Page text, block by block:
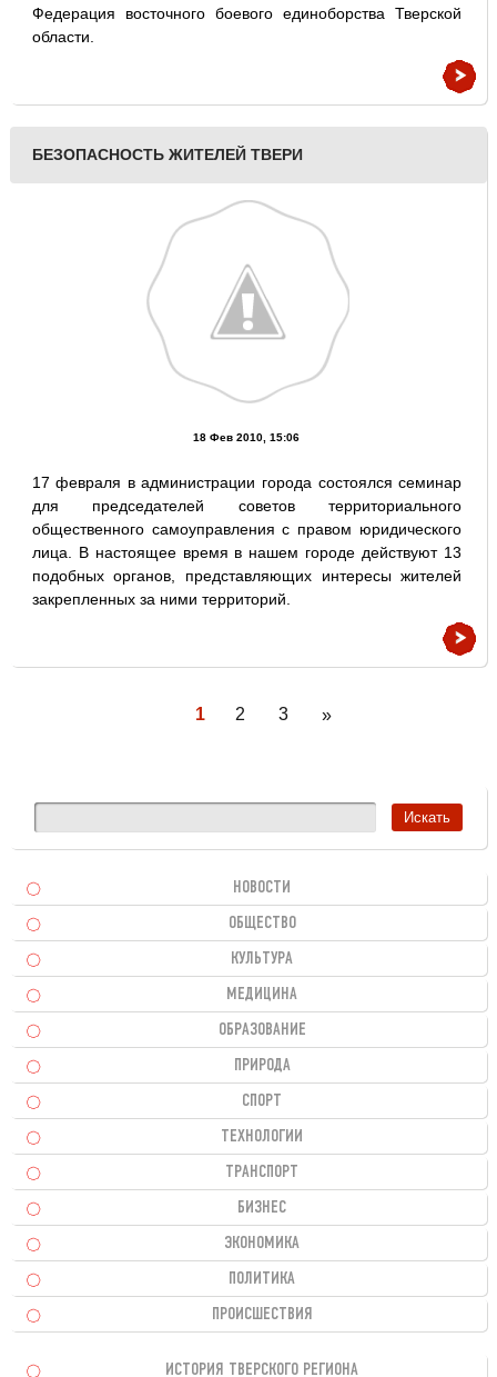
Федерация восточного боевого единоборства Тверской
области.
БЕЗОПАСНОСТЬ ЖИТЕЛЕЙ ТВЕРИ
18 Фев 2010, 15:06
17 февраля в администрации города состоялся семинар
для председателей советов территориального
общественного самоуправления с правом юридического
лица. В настоящее время в нашем городе действуют 13
подобных органов, представляющих интересы жителей
закрепленных за ними территорий.
1 2 3 »
НОВОСТИ
ОБЩЕСТВО
КУЛЬТУРА
МЕДИЦИНА
ОБРАЗОВАНИЕ
ПРИРОДА
СПОРТ
ТЕХНОЛОГИИ
ТРАНСПОРТ
БИЗНЕС
ЭКОНОМИКА
ПОЛИТИКА
ПРОИСШЕСТВИЯ
ИСТОРИЯ ТВЕРСКОГО РЕГИОНА